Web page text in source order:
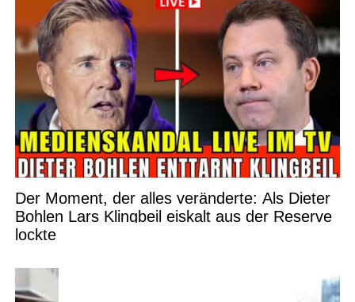
Der Moment, der alles veränderte: Als Dieter
Bohlen Lars Klingbeil eiskalt aus der Reserve
lockte